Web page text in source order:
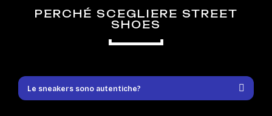
PERCHÉ SCEGLIERE STREET
SHOES
Le sneakers sono autentiche?